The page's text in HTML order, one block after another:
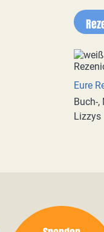
Eure
Buch-
Lizzys